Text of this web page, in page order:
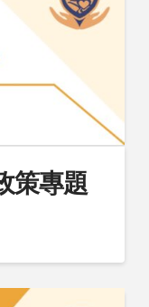
策專題